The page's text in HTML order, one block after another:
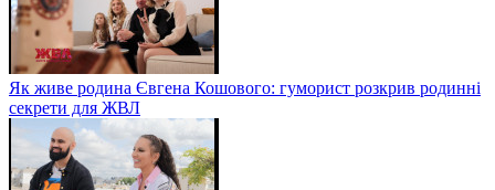
Як живе родина Євгена Кошового: гуморист розкрив родинні
секрети для ЖВЛ